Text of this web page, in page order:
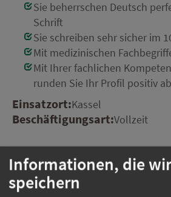
Sie beherrschen Deutsch
Schrift
Sie schreiben sehr sicher im
Mit medizinischen
Mit Ihrer fachlichen
runden Sie Ihr Profil positiv ab
Einsatzort:Kassel
Beschäftigungsart:Vollzeit
Jetzt online bewerben
Informationen, die wir
speichern